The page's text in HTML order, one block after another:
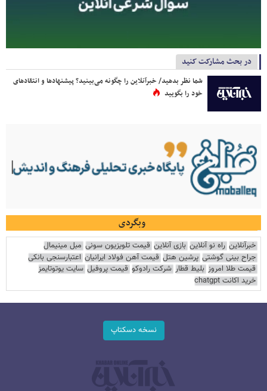
در بحث مشارکت کنید
شما نظر بدهید/ خبرآنلاین را چگونه می‌بینید؟ پیشنهادها و انتقادهای
خود را بگویید
وبگردی
خبرآنلاین راه نو آنلاین بازی آنلاین قیمت تلویزیون سونی مبل مینیمال
جراح بینی گوشتی پرشین هتل قیمت آهن فولاد ایرانیان اعتبارسنجی بانکی
قیمت طلا امروز بلیط قطار شرکت رادوکو قیمت پروفیل سایت یوتوتایمز
خرید اکانت chatgpt
نسخه دسکتاپ